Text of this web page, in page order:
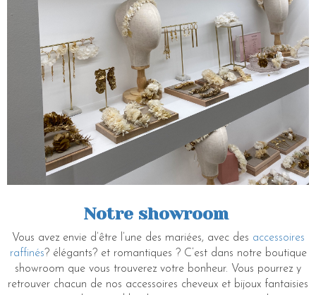
Notre showroom
Vous avez envie d’être l’une des mariées, avec des accessoires
raffinés? élégants? et romantiques ? C’est dans notre boutique
showroom que vous trouverez votre bonheur. Vous pourrez y
retrouver chacun de nos accessoires cheveux et bijoux fantaisies